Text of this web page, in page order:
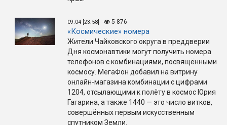
09.04 [23:58] 5 876
«Космические» номера
Жители Чайковского округа в преддверии
Дня космонавтики могут получить номера
телефонов с комбинациями, посвящёнными
космосу. МегаФон добавил на витрину
онлайн-магазина комбинации с цифрами
1204, отсылающими к полёту в космос Юрия
Гагарина, а также 1440 — это число витков,
совершённых первым искусственным
спутником Земли.